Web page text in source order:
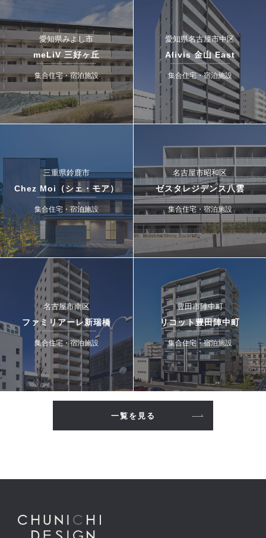
愛知県みよし市
meLiV 三好ヶ丘
集合住宅・宿泊施設
愛知県名古屋市中区
Alivis 金山 East
集合住宅・宿泊施設
三重県鈴鹿市
Chez Moi（シェ・モア）
集合住宅・宿泊施設
名古屋市昭和区
ゼスタレジデンス八雲
集合住宅・宿泊施設
名古屋市南区
ファミリアーレ新瑞橋
集合住宅・宿泊施設
豊田市陣中町
リコット豊田陣中町
集合住宅・宿泊施設
一覧を見る